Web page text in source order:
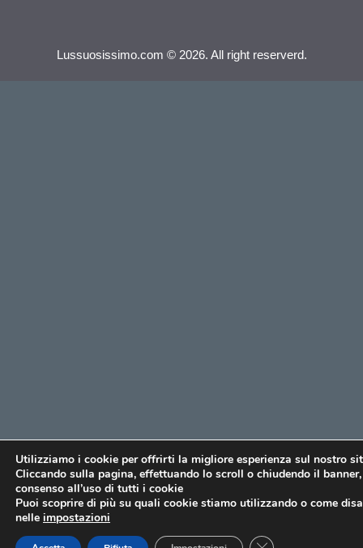
Lussuosissimo.com © 2026. All right reserverd.
Utilizziamo i cookie per offrirti la migliore esperienza sul nostro
Cliccando sulla pagina, effettuando lo scroll o chiudendo il
consenso all’uso di tutti i cookie
Puoi scoprire di più su quali cookie stiamo utilizzando o come
nelle impostazioni
CLOSE GDPR